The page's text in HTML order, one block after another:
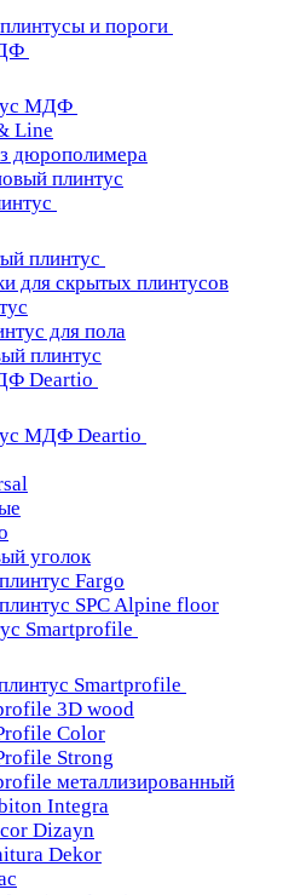
и пороги
МДФ
Line
дюрополимера
плинтус
плинтус
для скрытых плинтусов
для пола
плинтус
Deartio
МДФ Deartio
уголок
Fargo
SPC Alpine floor
Smartprofile
Smartprofile
3D wood
Color
Strong
металлизированный
Integra
Dizayn
Dekor